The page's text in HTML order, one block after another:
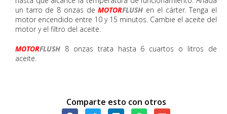
un tarro de 8 onzas deMOTORFLUSH en el cárter. Tenga el
motor encendido entre 10 y 15 minutos. Cambie el aceite del
motor y el filtro del aceite.
MOTORFLUSH 8 onzas trata hasta 6 cuartos o litros de
aceite.
Comparte esto con otros